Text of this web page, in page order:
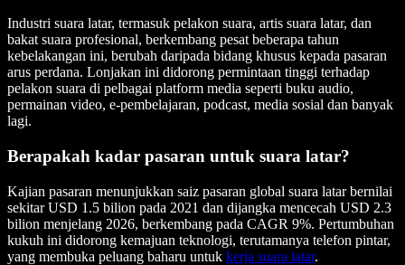
Industri suara latar, termasuk pelakon suara, artis suara latar, dan
bakat suara profesional, berkembang pesat beberapa tahun
kebelakangan ini, berubah daripada bidang khusus kepada pasaran
arus perdana. Lonjakan ini didorong permintaan tinggi terhadap
pelakon suara di pelbagai platform media seperti buku audio,
permainan video, e-pembelajaran, podcast, media sosial dan banyak
lagi.
Berapakah kadar pasaran untuk suara latar?
Kajian pasaran menunjukkan saiz pasaran global suara latar bernilai
sekitar USD 1.5 bilion pada 2021 dan dijangka mencecah USD 2.3
bilion menjelang 2026, berkembang pada CAGR 9%. Pertumbuhan
kukuh ini didorong kemajuan teknologi, terutamanya telefon pintar,
yang membuka peluang baharu untuk kerja suara latar.